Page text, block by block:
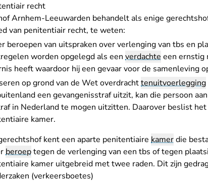
recht
Arnhem-Leeuwarden behandelt als enige
van penitentiair recht, te weten:
beroepen van uitspraken over verlenging van tbs en
worden opgelegd als een verdachte een ernstig
heeft waardoor hij een gevaar voor de samenleving
op grond van de Wet overdrachttenuitvoerlegging
een gevangenisstraf uitzit, kan die persoon
in Nederland te mogen uitzitten. Daarover beslist
kamer.
kent een aparte penitentiaire kamerdie
beroeptegen de verlenging van een tbs of tegen
kamer uitgebreid met twee raden. Dit zijn
(verkeersboetes)